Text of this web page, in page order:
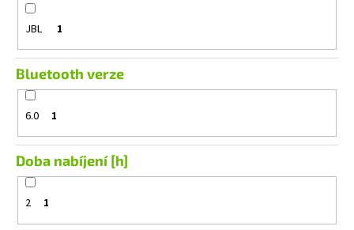
JBL 1
Bluetooth verze
6.0 1
Doba nabíjení [h]
2 1
e
m
e
MACROM
T1003DAB
11
490
Kč